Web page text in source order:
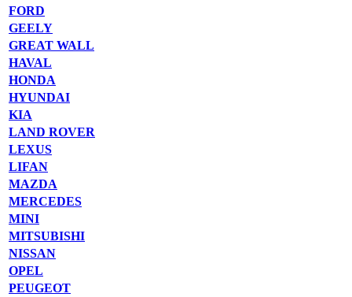
FORD
GEELY
GREAT WALL
HAVAL
HONDA
HYUNDAI
KIA
LAND ROVER
LEXUS
LIFAN
MAZDA
MERCEDES
MINI
MITSUBISHI
NISSAN
OPEL
PEUGEOT